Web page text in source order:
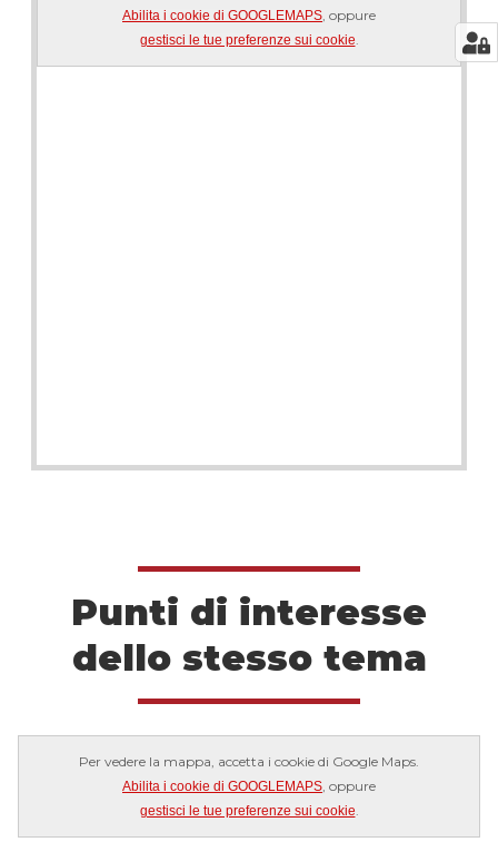
Abilita i cookie di GOOGLEMAPS , oppure
gestisci le tue preferenze sui cookie
Punti di interesse
dello stesso tema
Per vedere la mappa, accetta i cookie di Google Maps.
Abilita i cookie di GOOGLEMAPS , oppure
gestisci le tue preferenze sui cookie